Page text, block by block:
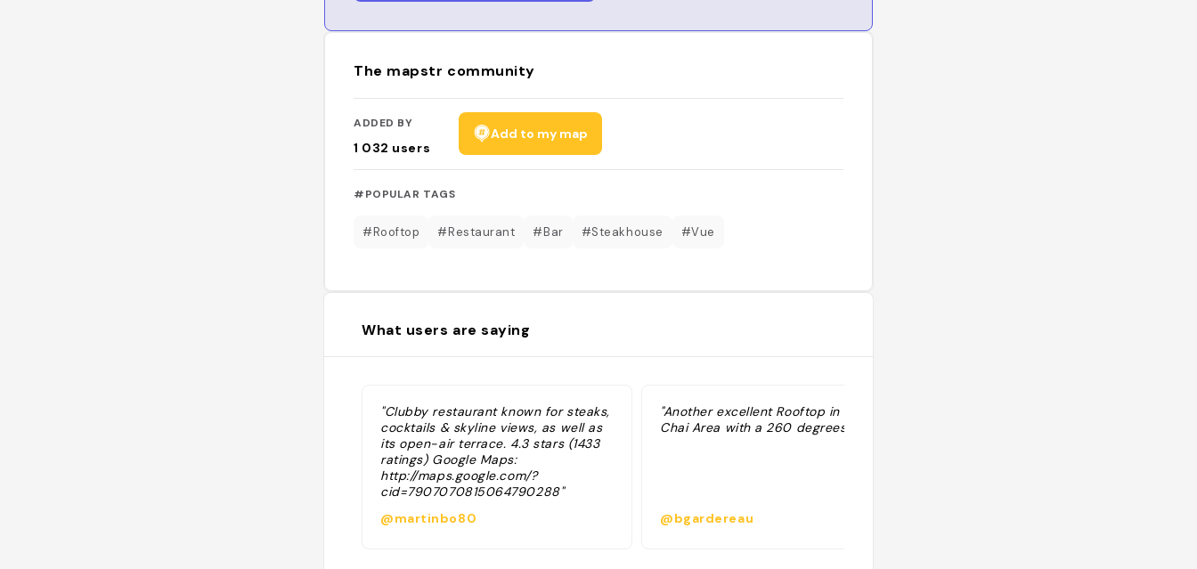
The mapstr community
ADDED BY
1 032 users
Add to my map
#POPULAR TAGS
#Rooftop #Restaurant #Bar #Steakhouse #Vue
What users are saying
"Clubby restaurant known for steaks,
cocktails & skyline views, as well as
its open-air terrace. 4.3 stars (1433
ratings) Google Maps:
http://maps.google.com/?
cid=7907070815064790288"
@martinbo80
"Another excellent Rooftop in Wan
Chai Area with a 260 degrees view"
@bgardereau